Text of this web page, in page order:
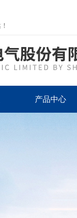
产品中心